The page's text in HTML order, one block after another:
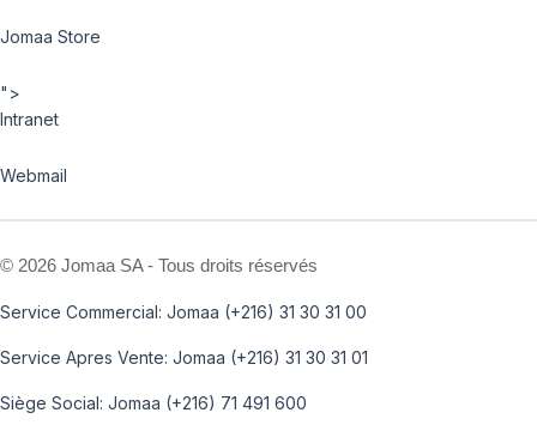
Jomaa Store
">
Intranet
Webmail
© 2026 Jomaa SA - Tous droits réservés
Service Commercial: Jomaa (+216) 31 30 31 00
Service Apres Vente: Jomaa (+216) 31 30 31 01
Siège Social: Jomaa (+216) 71 491 600